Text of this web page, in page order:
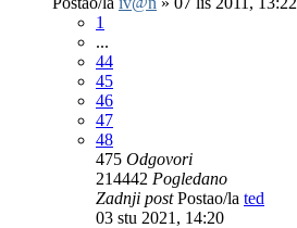
1
...
44
45
46
47
48
475 Odgovori
214442 Pogledano
Zadnji postPostao/la ted
03 stu 2021, 14:20